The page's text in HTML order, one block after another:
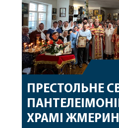
ПРЕСТОЛЬНЕ
ХРАМІ